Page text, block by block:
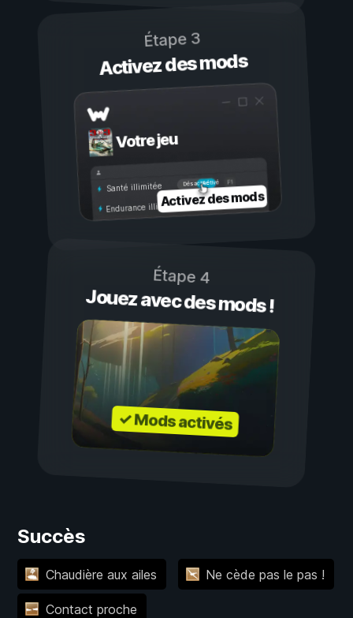
Étape 3
Activez des mods
Votre jeu
Activé
Désactivé
Santé illimitée
Endurance illimitéeActivez des mods
Étape 4
Jouez avec des mods !
✓ Mods activés
Succès
Chaudière aux ailes Ne cède pas le pas !
Contact proche